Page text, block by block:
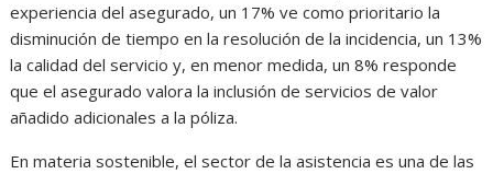
experiencia del asegurado, un 17% ve como prioritario la
disminución de tiempo en la resolución de la incidencia, un 13%
la calidad del servicio y, en menor medida, un 8% responde
que el asegurado valora la inclusión de servicios de valor
añadido adicionales a la póliza.
En materia sostenible, el sector de la asistencia es una de las